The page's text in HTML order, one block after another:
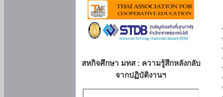
สหกิจศึกษา มทส : ความรู้สึกหลังกลับ
จากปฏิบัติงานฯ